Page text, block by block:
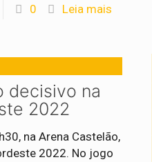
0 Leia mais
decisivo na
2022
na Arena Castelão,
2022. No jogo